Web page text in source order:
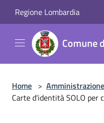
Regione Lombardia
Comune
Home > Amministrazione
Carte d'identità SOLO per